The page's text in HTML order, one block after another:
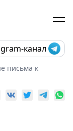
канал
письма к